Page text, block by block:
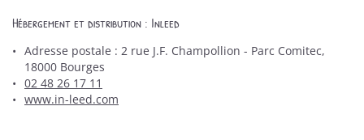
Hébergement et distribution : Inleed
Adresse postale : 2 rue J.F. Champollion - Parc Comitec,
18000 Bourges
02 48 26 17 11
www.in-leed.com